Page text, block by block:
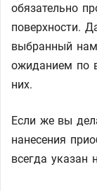
обязательно
поверхности.
выбранный
ожиданием по
них.
Если же вы
нанесения
всегда указан